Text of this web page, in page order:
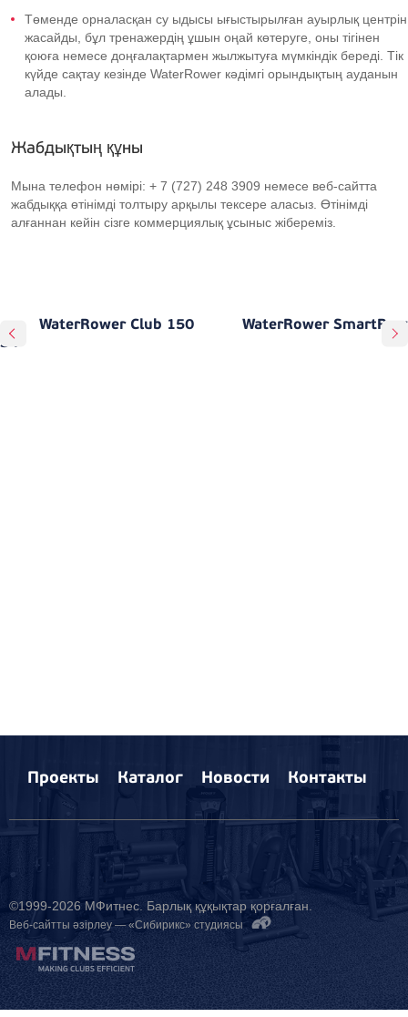
Төменде орналасқан су ыдысы ығыстырылған ауырлық центрін
жасайды, бұл тренажердің ұшын оңай көтеруге, оны тігінен
қоюға немесе доңғалақтармен жылжытуға мүмкіндік береді. Тік
күйде сақтау кезінде WaterRower кәдімгі орындықтың ауданын
алады.
Жабдықтың құны
Мына телефон нөмірі: + 7 (727) 248 3909 немесе веб-сайтта
жабдыққа өтінімді толтыру арқылы тексере аласыз. Өтінімді
алғаннан кейін сізге коммерциялық ұсыныс жібереміз.
WaterRower Club 150
S4
WaterRower SmartRow
Проекты Каталог Новости Контакты
©1999-2026 МФитнес. Барлық құқықтар қорғалған.
Веб-сайтты әзірлеу —«Сибирикс» студиясы